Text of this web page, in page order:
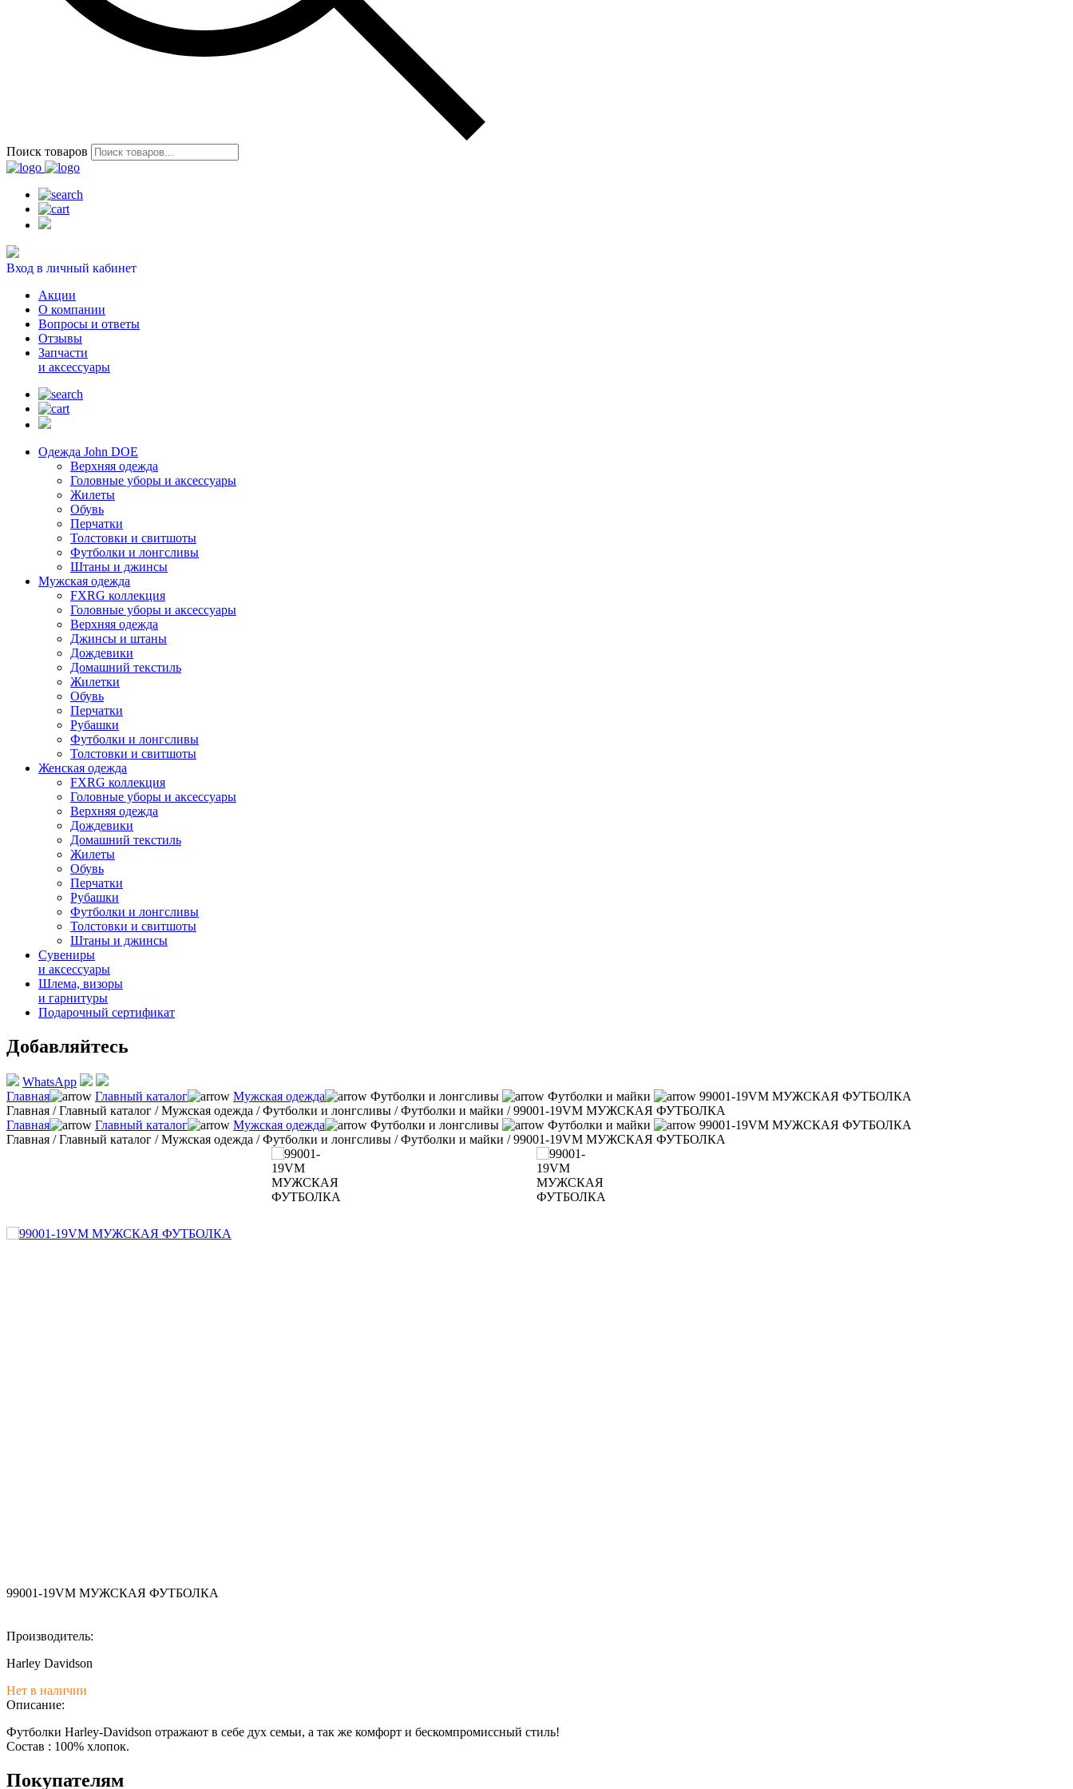
Поиск товаров
Вход в личный кабинет
Акции
О компании
Вопросы и ответы
Отзывы
Запчасти
и аксессуары
Одежда John DOE
Верхняя одежда
Головные уборы и аксессуары
Жилеты
Обувь
Перчатки
Толстовки и свитшоты
Футболки и лонгсливы
Штаны и джинсы
Мужская одежда
FXRG коллекция
Головные уборы и аксессуары
Верхняя одежда
Джинсы и штаны
Дождевики
Домашний текстиль
Жилетки
Обувь
Перчатки
Рубашки
Футболки и лонгсливы
Толстовки и свитшоты
Женская одежда
FXRG коллекция
Головные уборы и аксессуары
Верхняя одежда
Дождевики
Домашний текстиль
Жилеты
Обувь
Перчатки
Рубашки
Футболки и лонгсливы
Толстовки и свитшоты
Штаны и джинсы
Сувениры
и аксессуары
Шлема, визоры
и гарнитуры
Подарочный сертификат
Добавляйтесь
WhatsApp
Главная
Главный каталог Мужская одежда Футболки и лонгсливы Футболки и майки
99001-19VM МУЖСКАЯ ФУТБОЛКА
Главная /Главный каталог /Мужская одежда /Футболки и лонгсливы /Футболки и майки /99001-19VM МУЖСКАЯ ФУТБОЛКА
Главная
Главный каталог Мужская одежда Футболки и лонгсливы Футболки и майки
99001-19VM МУЖСКАЯ ФУТБОЛКА
Главная /Главный каталог /Мужская одежда /Футболки и лонгсливы /Футболки и майки /99001-19VM МУЖСКАЯ ФУТБОЛКА
99001-19VM МУЖСКАЯ ФУТБОЛКА
Производитель:
Harley Davidson
Нет в наличии
Описание:
Футболки Harley-Davidson отражают в себе дух семьи, а так же комфорт и бескомпромиссный стиль!
Состав : 100% хлопок.
Покупателям